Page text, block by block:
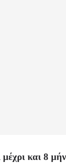
και 8